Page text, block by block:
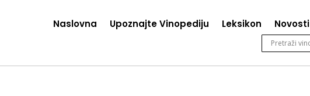
Naslovna Upoznajte Vinopediju Leksikon Novosti